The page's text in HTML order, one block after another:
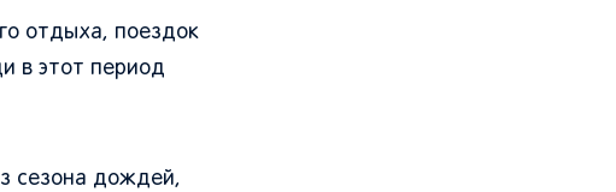
отдыха, поездок
в этот период
сезона дождей,